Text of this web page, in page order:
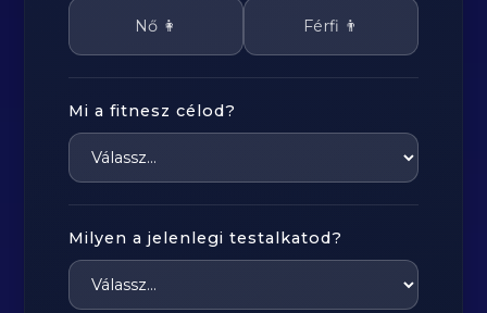
Nő 👩 Férfi 👨
Mi a fitnesz célod?
Milyen a jelenlegi testalkatod?